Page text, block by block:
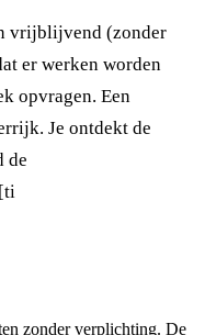
vrijblijvend (zonder
er werken worden
opvragen. Een
Je ontdekt de
de
zonder verplichting. De